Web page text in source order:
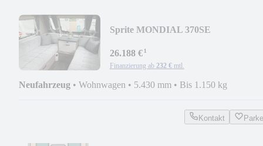
Sprite MONDIAL 370SE
26.188 €¹
Finanzierung ab 232 € mtl.
Neufahrzeug • Wohnwagen • 5.430 mm • Bis 1.150 kg
Kontakt